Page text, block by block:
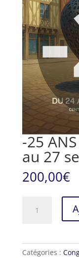
-25
au 27
200,00€
Inscription
Catégories :